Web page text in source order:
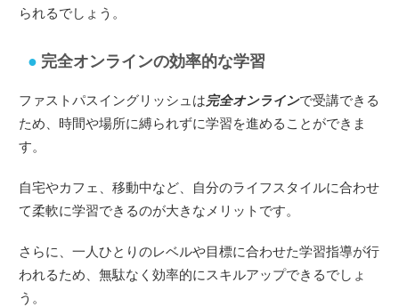
られるでしょう。
完全オンラインの効率的な学習
ファストパスイングリッシュは完全オンラインで受講できる
ため、時間や場所に縛られずに学習を進めることができま
す。
自宅やカフェ、移動中など、自分のライフスタイルに合わせ
て柔軟に学習できるのが大きなメリットです。
さらに、一人ひとりのレベルや目標に合わせた学習指導が行
われるため、無駄なく効率的にスキルアップできるでしょ
う。